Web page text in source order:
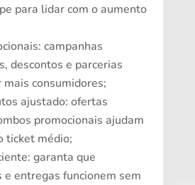
para lidar com o aumento
campanhas
descontos e parcerias
consumidores;
ajustado: ofertas
promocionais ajudam
ticket médio;
garanta que
e entregas funcionem sem